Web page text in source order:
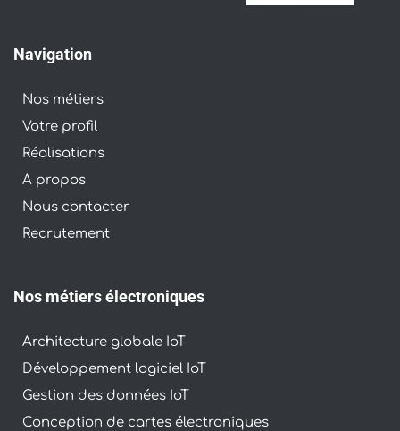
Navigation
Nos métiers
Votre profil
Réalisations
À propos
Nous contacter
Recrutement
Nos métiers électroniques
Architecture globale IoT
Développement logiciel IoT
Gestion des données IoT
Conception de cartes électroniques